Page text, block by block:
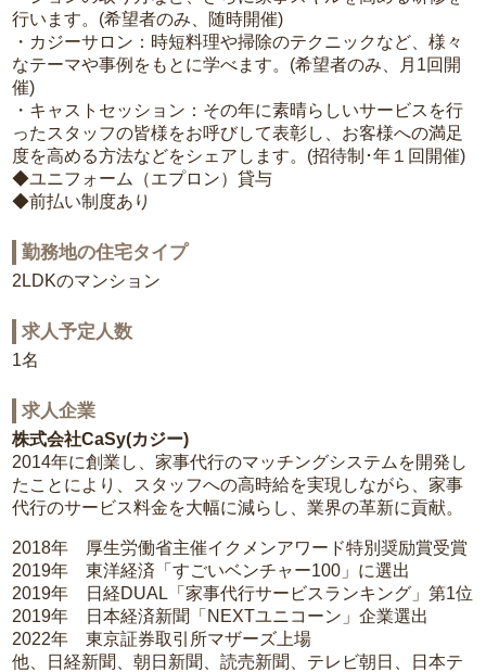
行います。(希望者のみ、随時開催)
・カジーサロン：時短料理や掃除のテクニックなど、様々
なテーマや事例をもとに学べます。(希望者のみ、月1回開
催)
・キャストセッション：その年に素晴らしいサービスを行
ったスタッフの皆様をお呼びして表彰し、お客様への満足
度を高める方法などをシェアします。(招待制･年１回開催)
◆ユニフォーム（エプロン）貸与
◆前払い制度あり
勤務地の住宅タイプ
2LDKのマンション
求人予定人数
1名
求人企業
株式会社CaSy(カジー)
2014年に創業し、家事代行のマッチングシステムを開発し
たことにより、スタッフへの高時給を実現しながら、家事
代行のサービス料金を大幅に減らし、業界の革新に貢献。
2018年 厚生労働省主催イクメンアワード特別奨励賞受賞
2019年 東洋経済「すごいベンチャー100」に選出
2019年 日経DUAL「家事代行サービスランキング」第1位
2019年 日本経済新聞「NEXTユニコーン」企業選出
2022年 東京証券取引所マザーズ上場
他、日経新聞、朝日新聞、読売新聞、テレビ朝日、日本テ